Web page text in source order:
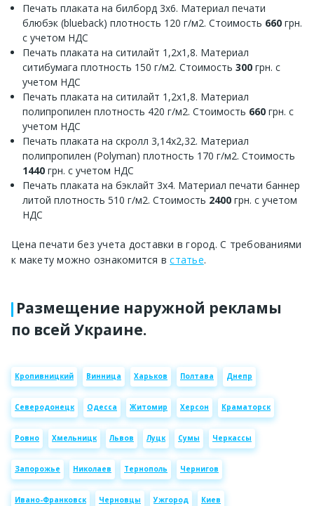
Печать плаката на билборд 3х6. Материал печати
блюбэк (blueback) плотность 120 г/м2. Стоимость 660 грн.
с учетом НДС
Печать плаката на ситилайт 1,2х1,8. Материал
ситибумага плотность 150 г/м2. Стоимость 300 грн. с
учетом НДС
Печать плаката на ситилайт 1,2х1,8. Материал
полипропилен плотность 420 г/м2. Стоимость 660 грн. с
учетом НДС
Печать плаката на скролл 3,14х2,32. Материал
полипропилен (Polyman) плотность 170 г/м2. Стоимость
1440 грн. с учетом НДС
Печать плаката на бэклайт 3х4. Материал печати баннер
литой плотность 510 г/м2. Стоимость 2400 грн. с учетом
НДС
Цена печати без учета доставки в город. С требованиями
к макету можно ознакомится встатье.
Размещение наружной рекламы
по всей Украине.
Кропивницкий Винница Харьков Полтава Днепр
Северодонецк Одесса Житомир Херсон Краматорск
Ровно Хмельницк Львов Луцк Сумы Черкассы
Запорожье Николаев Тернополь Чернигов
Ивано-Франковск Черновцы Ужгород Киев